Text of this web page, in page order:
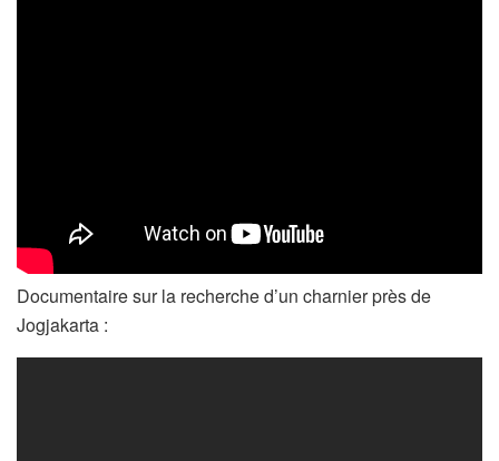
Documentaire sur la recherche d’un charnier près de
Jogjakarta :